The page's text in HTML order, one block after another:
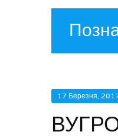
17 Березня,